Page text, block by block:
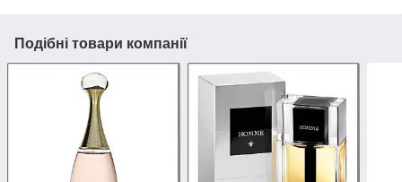
Подібні товари компанії